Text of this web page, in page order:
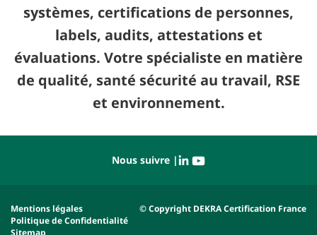
systèmes, certifications de personnes,
labels, audits, attestations et
évaluations. Votre spécialiste en matière
de qualité, santé sécurité au travail, RSE
et environnement.
Nous suivre |
© Copyright DEKRA Certification France
Mentions légales
Politique de Confidentialité